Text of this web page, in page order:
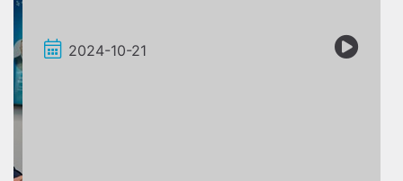
2024-10-21